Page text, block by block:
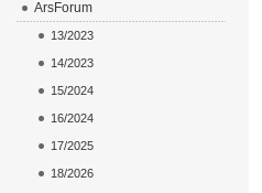
ArsForum
13/2023
14/2023
15/2024
16/2024
17/2025
18/2026